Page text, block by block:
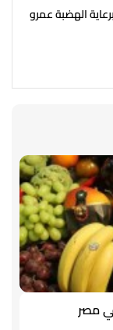
الهضبة عمرو
مصر